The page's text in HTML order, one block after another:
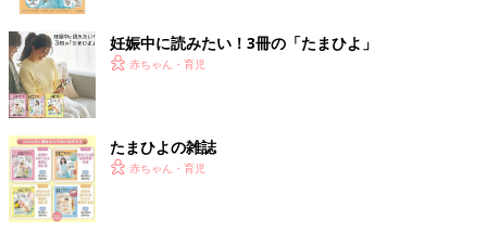
したいと思い、読みやすさや響きともに漢字の意味を重視しまし
た。
【呼び方から名前を決めて漢字を当てはめた】
息子の名前を考えていたとき、夫と一致した意見は「○○ちゃんと
呼びたい」「どちらかというと古風な名前がいい」でした。そし
てすんなりと響きから名前が決まり、そこに夫も私も好きな漢字
を当てました。
【姓名判断も判断基準の1つにした】
私も夫も姓名判断をまったく無視して名前をつけることに戸惑い
妊娠中に読みたい！3冊の「たまひよ」
赤ちゃん・育児
たまひよの雑誌
赤ちゃん・育児